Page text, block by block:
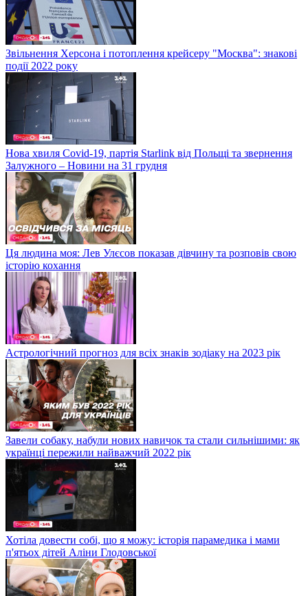
Звільнення Херсона і потоплення крейсеру "Москва": знакові
події 2022 року
Нова хвиля Covid-19, партія Starlink від Польщі та звернення
Залужного – Новини на 31 грудня
Ця людина моя: Лев Улєсов показав дівчину та розповів свою
історію кохання
Астрологічний прогноз для всіх знаків зодіаку на 2023 рік
Завели собаку, набули нових навичок та стали сильнішими: як
українці пережили найважчий 2022 рік
Хотіла довести собі, що я можу: історія парамедика і мами
п'ятьох дітей Аліни Глодовської